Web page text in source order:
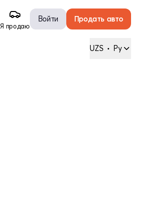
Я продаю
Войти Продать авто
UZS • Ру